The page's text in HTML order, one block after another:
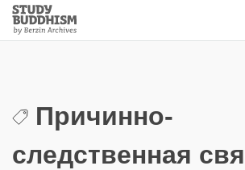
Close
Study
Buddhism
Причинно-
следственная